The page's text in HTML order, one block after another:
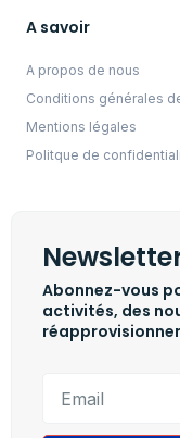
A savoir
A propos de nous
Conditions générales
Mentions légales
Politque de
Abonnez-vous
activités, des